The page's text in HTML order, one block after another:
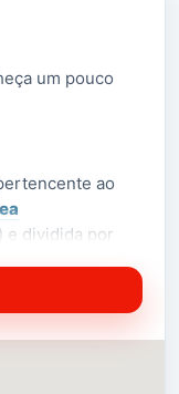
um pouco
ao
e dividida por
a área de
se
por uma ribeira